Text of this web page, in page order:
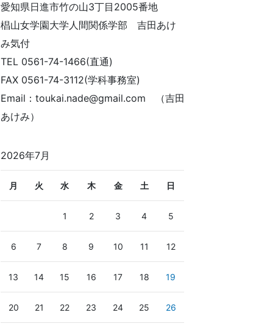
愛知県日進市竹の山3丁目2005番地
椙山女学園大学人間関係学部 吉田あけ
み気付
TEL 0561-74-1466(直通)
FAX 0561-74-3112(学科事務室)
Email：toukai.nade@gmail.com （吉田
あけみ）
2026年7月
月 火 水 木 金 土 日
1 2 3 4 5
6 7 8 9 10 11 12
13 14 15 16 17 18 19
20 21 22 23 24 25 26